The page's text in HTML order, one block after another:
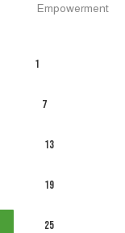
Empowerment
1
7
13
19
25